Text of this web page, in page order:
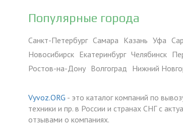
Популярные города
Санкт-Петербург Самара Казань Уфа
Новосибирск Екатеринбург Челябинск
Ростов-на-Дону Волгоград Нижний
Vyvoz.ORG - это каталог компаний по
техники и пр. в России и странах СНГ с
отзывами о компаниях.